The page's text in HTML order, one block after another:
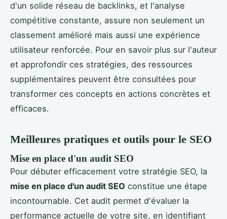
d'un solide réseau de backlinks, et l'analyse
compétitive constante, assure non seulement un
classement amélioré mais aussi une expérience
utilisateur renforcée. Pour en savoir plus sur l'auteur
et approfondir ces stratégies, des ressources
supplémentaires peuvent être consultées pour
transformer ces concepts en actions concrètes et
efficaces.
Meilleures pratiques et outils pour le SEO
Mise en place d'un audit SEO
Pour débuter efficacement votre stratégie SEO, la
mise en place d'un audit SEO constitue une étape
incontournable. Cet audit permet d'évaluer la
performance actuelle de votre site, en identifiant